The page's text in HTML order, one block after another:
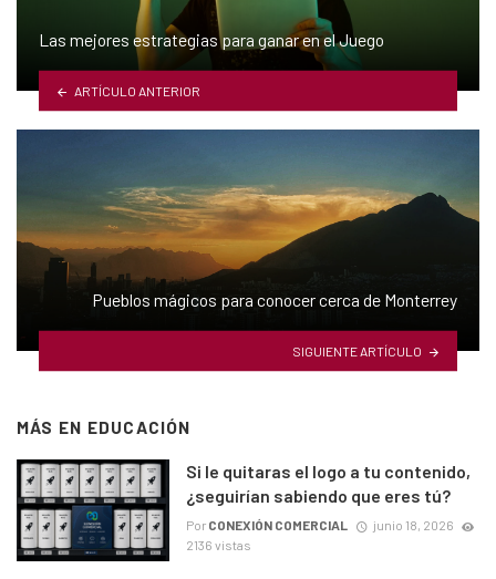
Las mejores estrategias para ganar en el Juego
ARTÍCULO ANTERIOR
Pueblos mágicos para conocer cerca de Monterrey
SIGUIENTE ARTÍCULO
MÁS EN EDUCACIÓN
Si le quitaras el logo a tu contenido,
¿seguirían sabiendo que eres tú?
Por CONEXIÓN COMERCIAL
junio 18, 2026
2136 vistas